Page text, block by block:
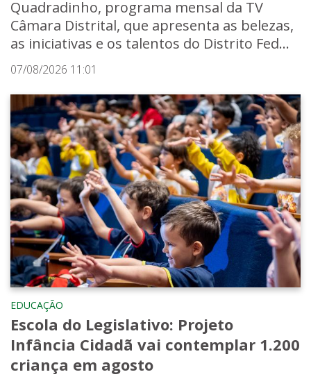
Quadradinho, programa mensal da TV
Câmara Distrital, que apresenta as belezas,
as iniciativas e os talentos do Distrito Fed...
07/08/2026 11:01
EDUCAÇÃO
Escola do Legislativo: Projeto
Infância Cidadã vai contemplar 1.200
criança em agosto